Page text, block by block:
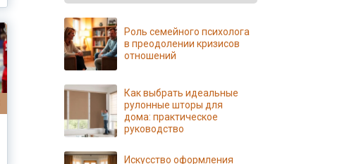
Роль семейного психолога
в преодолении кризисов
отношений
Как выбрать идеальные
рулонные шторы для
дома: практическое
руководство
Искусство оформления